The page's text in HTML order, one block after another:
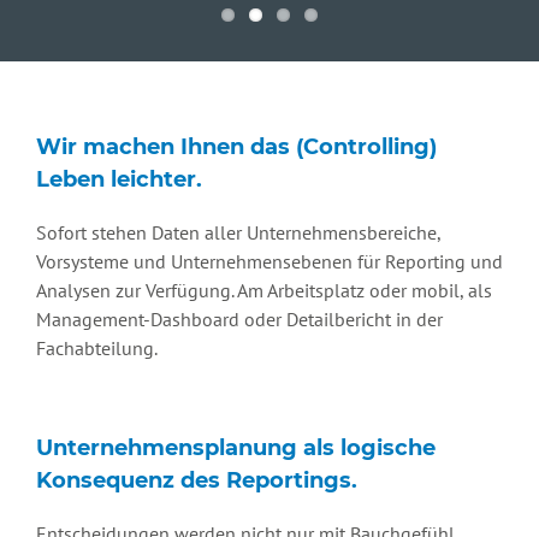
Wir machen Ihnen das (Controlling)
Leben leichter.
Sofort stehen Daten aller Unternehmensbereiche,
Vorsysteme und Unternehmensebenen für Reporting und
Analysen zur Verfügung. Am Arbeitsplatz oder mobil, als
Management-Dashboard oder Detailbericht in der
Fachabteilung.
Unternehmensplanung als logische
Konsequenz des Reportings.